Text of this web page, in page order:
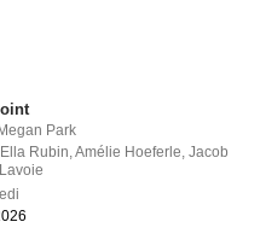
Park
Ella Rubin ,Amélie Hoeferle ,Jacob